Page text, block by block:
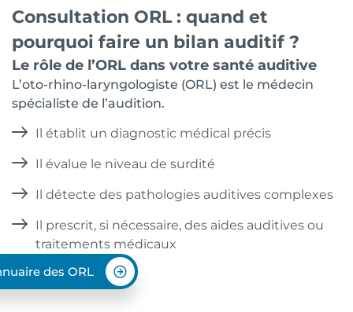
Consultation ORL : quand et
pourquoi faire un bilan auditif ?
Le rôle de l’ORL dans votre santé auditive
L’oto-rhino-laryngologiste (ORL) est le médecin
spécialiste de l’audition.
Il établit un diagnostic médical précis
Il évalue le niveau de surdité
Il détecte des pathologies auditives complexes
Il prescrit, si nécessaire, des aides auditives ou
traitements médicaux
des ORL